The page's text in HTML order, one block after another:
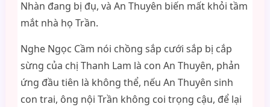
Nhàn đang bị đụ, và An Thuyên biến mất khỏi tầm
mắt nhà họ Trần.
Nghe Ngọc Cầm nói chồng sắp cưới sắp bị cắp
sừng của chị Thanh Lam là con An Thuyên, phản
ứng đầu tiên là không thể, nếu An Thuyên sinh
con trai, ông nội Trần không coi trọng cậu, để lại